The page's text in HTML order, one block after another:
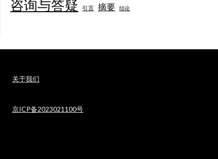
咨询与答疑 引言 摘要 结论
关于我们
京ICP备2023021100号